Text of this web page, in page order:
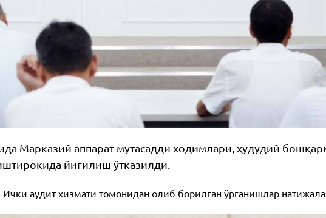
Марказий аппарат мутасадди ходимлари, ҳудудий
йиғилиш ўтказилди.
аудит хизмати томонидан олиб борилган ўрганишлар